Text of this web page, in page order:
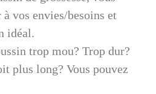
vos envies/besoins et
idéal.
trop mou? Trop dur?
plus long? Vous pouvez